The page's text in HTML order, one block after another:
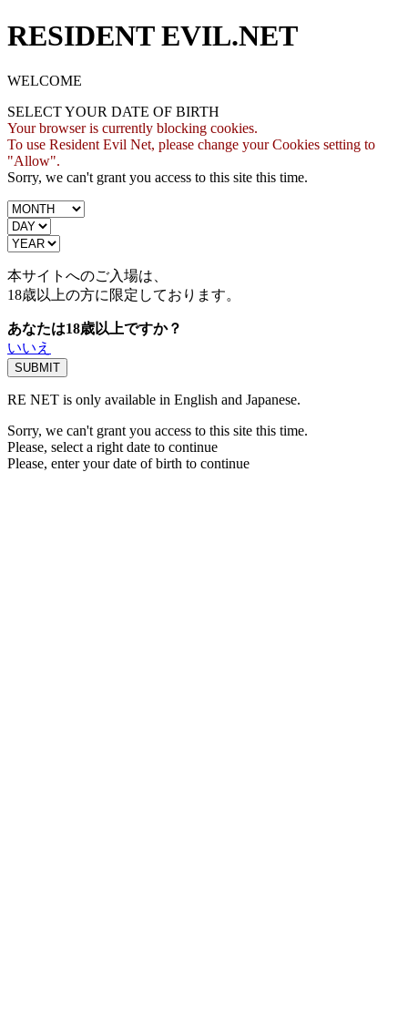
RESIDENT EVIL.NET
WELCOME
SELECT YOUR DATE OF BIRTH
Your browser is currently blocking cookies.
To use Resident Evil Net, please change your Cookies setting to
"Allow".
Sorry, we can't grant you access to this site this time.
本サイトへのご入場は、
18歳以上の方に限定しております。
あなたは18歳以上ですか？
いいえ
RE NET is only available in English and Japanese.
Sorry, we can't grant you access to this site this time.
Please, select a right date to continue
Please, enter your date of birth to continue